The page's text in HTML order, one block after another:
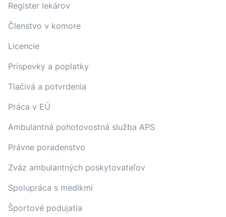
Register lekárov
Členstvo v komore
Licencie
Príspevky a poplatky
Tlačivá a potvrdenia
Práca v EÚ
Ambulantná pohotovostná služba APS
Právne poradenstvo
Zväz ambulantných poskytovateľov
Spolupráca s medikmi
Športové podujatia